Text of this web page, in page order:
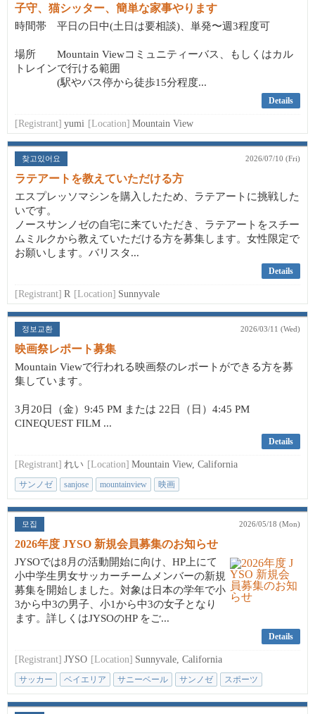
子守、猫シッター、簡単な家事やります
時間帯 平日の日中(土日は要相談)、単発〜週3程度可
場所 Mountain Viewコミュニティーバス、もしくはカル
トレインで行ける範囲
(駅やバス停から徒歩15分程度...
Details
[Registrant] yumi [Location] Mountain View
찾고있어요 2026/07/10 (Fri)
ラテアートを教えていただける方
エスプレッソマシンを購入したため、ラテアートに挑戦した
いです。
ノースサンノゼの自宅に来ていただき、ラテアートをスチー
ムミルクから教えていただける方を募集します。女性限定で
お願いします。バリスタ...
Details
[Registrant] R [Location] Sunnyvale
정보교환 2026/03/11 (Wed)
映画祭レポート募集
Mountain Viewで行われる映画祭のレポートができる方を募
集しています。
3月20日（金）9:45 PM または 22日（日）4:45 PM
CINEQUEST FILM ...
Details
[Registrant] れい [Location] Mountain View, California
サンノゼ sanjose mountainview 映画
모집 2026/05/18 (Mon)
2026年度 JYSO 新規会員募集のお知らせ
JYSOでは8月の活動開始に向け、HP上にて
小中学生男女サッカーチームメンバーの新規
募集を開始しました。対象は日本の学年で小
3から中3の男子、小1から中3の女子となり
ます。詳しくはJYSOのHP をご...
Details
[Registrant] JYSO [Location] Sunnyvale, California
サッカー ベイエリア サニーベール サンノゼ スポーツ